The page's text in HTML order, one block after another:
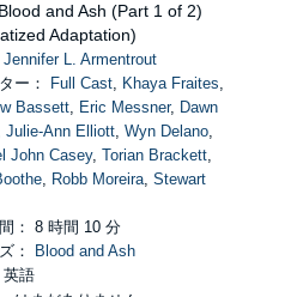
and Ash (Part 1 of 2)
Adaptation)
Jennifer L. Armentrout
ー：
Full Cast, Khaya Fraites,
Bassett, Eric Messner, Dawn
Julie-Ann Elliott, Wyn Delano,
John Casey, Torian Brackett,
, Robb Moreira, Stewart
： 8 時間 10 分
：
Blood and Ash
英語